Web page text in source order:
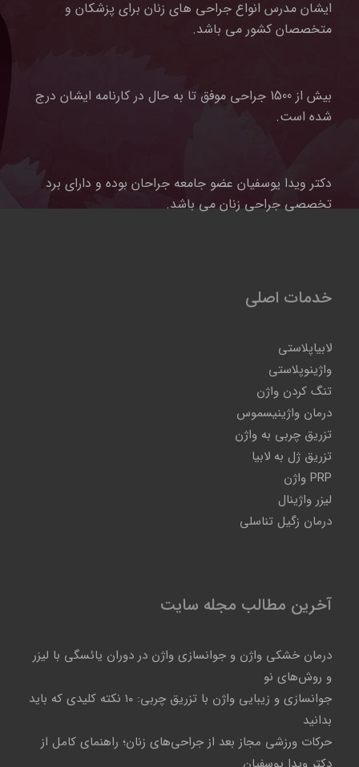
ایشان مدرس انواع جراحی های زنان برای پزشکان و
متخصصان کشور می باشد.
بیش از 1500 جراحی موفق تا به حال در کارنامه ایشان درج
شده است.
دکتر ویدا یوسفیان عضو جامعه جراحان بوده و دارای برد
تخصصی جراحی زنان می باشد.
خدمات اصلی
لابیاپلاستی
واژینوپلاستی
تنگ کردن واژن
درمان واژینیسموس
تزریق چربی به واژن
تزریق ژل به لابیا
PRP واژن
لیزر واژینال
درمان زگیل تناسلی
آخرین مطالب مجله سایت
درمان خشکی واژن و جوانسازی واژن در دوران یائسگی با لیزر
و روش‌های نو
جوانسازی و زیبایی واژن با تزریق چربی: ۱۰ نکته کلیدی که باید
بدانید
حرکات ورزشی مجاز بعد از جراحی‌های زنان؛ راهنمای کامل از